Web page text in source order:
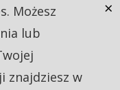
Możesz
lub
znajdziesz w
×